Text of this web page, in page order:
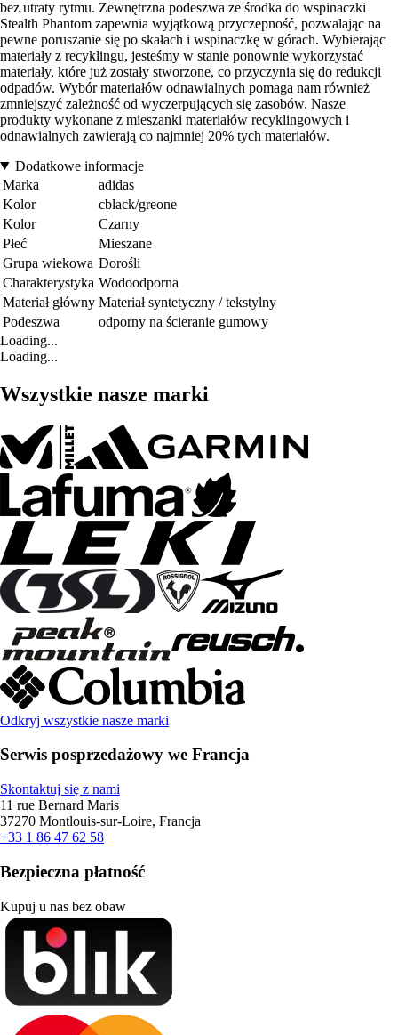
bez utraty rytmu. Zewnętrzna podeszwa ze środka do wspinaczki
Stealth Phantom zapewnia wyjątkową przyczepność, pozwalając na
pewne poruszanie się po skałach i wspinaczkę w górach. Wybierając
materiały z recyklingu, jesteśmy w stanie ponownie wykorzystać
materiały, które już zostały stworzone, co przyczynia się do redukcji
odpadów. Wybór materiałów odnawialnych pomaga nam również
zmniejszyć zależność od wyczerpujących się zasobów. Nasze
produkty wykonane z mieszanki materiałów recyklingowych i
odnawialnych zawierają co najmniej 20% tych materiałów.
Dodatkowe informacje
Marka
adidas
Kolor
cblack/greone
Kolor
Czarny
Płeć
Mieszane
Grupa wiekowa Dorośli
Charakterystyka Wodoodporna
Materiał główny Materiał syntetyczny / tekstylny
Podeszwa
odporny na ścieranie gumowy
Loading...
Loading...
Wszystkie nasze marki
Odkryj wszystkie nasze marki
Serwis posprzedażowy we Francja
Skontaktuj się z nami
11 rue Bernard Maris
37270 Montlouis-sur-Loire, Francja
+33 1 86 47 62 58
Bezpieczna płatność
Kupuj u nas bez obaw